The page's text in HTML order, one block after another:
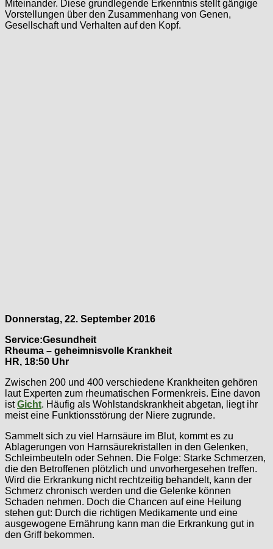
Miteinander. Diese grundlegende Erkenntnis stellt gängige
Vorstellungen über den Zusammenhang von Genen,
Gesellschaft und Verhalten auf den Kopf.
Donnerstag, 22. September 2016
Service:Gesundheit
Rheuma – geheimnisvolle Krankheit
HR, 18:50 Uhr
Zwischen 200 und 400 verschiedene Krankheiten gehören
laut Experten zum rheumatischen Formenkreis. Eine davon
istGicht. Häufig als Wohlstandskrankheit abgetan, liegt ihr
meist eine Funktionsstörung der Niere zugrunde.
Sammelt sich zu viel Harnsäure im Blut, kommt es zu
Ablagerungen von Harnsäurekristallen in den Gelenken,
Schleimbeuteln oder Sehnen. Die Folge: Starke Schmerzen,
die den Betroffenen plötzlich und unvorhergesehen treffen.
Wird die Erkrankung nicht rechtzeitig behandelt, kann der
Schmerz chronisch werden und die Gelenke können
Schaden nehmen. Doch die Chancen auf eine Heilung
stehen gut: Durch die richtigen Medikamente und eine
ausgewogene Ernährung kann man die Erkrankung gut in
den Griff bekommen.